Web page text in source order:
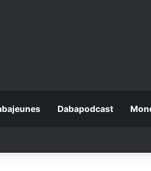
Dabapodcast